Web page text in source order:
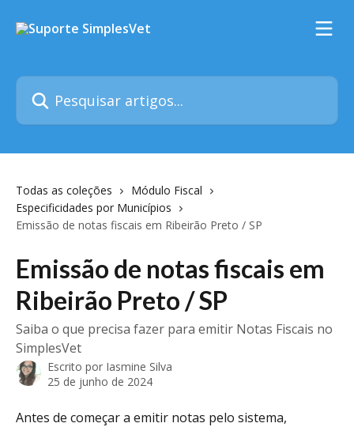
Pesquisar artigos...
Todas as coleções
Módulo Fiscal
Especificidades por Municípios
Emissão de notas fiscais em Ribeirão Preto / SP
Emissão de notas fiscais em
Ribeirão Preto / SP
Saiba o que precisa fazer para emitir Notas Fiscais no
SimplesVet
Escrito por Iasmine Silva
25 de junho de 2024
Antes de começar a emitir notas pelo sistema,